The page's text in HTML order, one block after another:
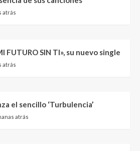
atrás
FUTURO SIN TI», su nuevo single
atrás
el sencillo ‘Turbulencia’
atrás